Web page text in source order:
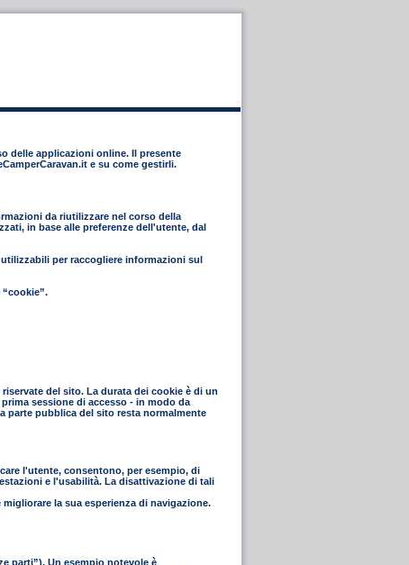
delle applicazioni online. Il presente
e su come gestirli.
da riutilizzare nel corso della
in base alle preferenze dell'utente, dal
per raccogliere informazioni sul
del sito. La durata dei cookie è di un
sessione di accesso - in modo da
pubblica del sito resta normalmente
l'utente, consentono, per esempio, di
e l'usabilità. La disattivazione di tali
la sua esperienza di navigazione.
parti”). Un esempio notevole è